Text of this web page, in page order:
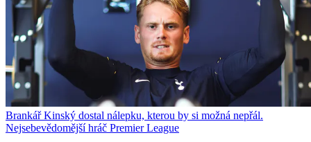
Brankář Kinský dostal nálepku, kterou by si možná nepřál.
Nejsebevědomější hráč Premier League